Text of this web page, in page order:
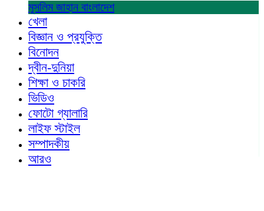
মুসলিম জাহান বাংলাদেশ
খেলা
বিজ্ঞান ও প্রযুক্তি
বিনোদন
দ্বীন-দুনিয়া
শিক্ষা ও চাকরি
ভিডিও
ফোটো গ্যালারি
লাইফ স্টাইল
সম্পাদকীয়
আরও